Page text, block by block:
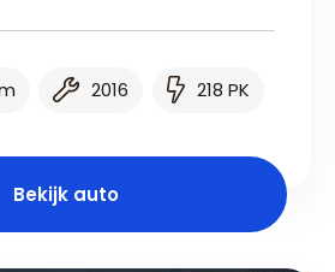
2016 218 PK
Bekijk auto